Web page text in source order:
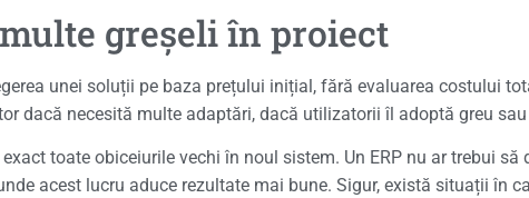
greșeli în proiect
unei soluții pe baza prețului inițial, fără evaluarea costului
dacă necesită multe adaptări, dacă utilizatorii îl adoptă greu
toate obiceiurile vechi în noul sistem. Un ERP nu ar trebui
acest lucru aduce rezultate mai bune. Sigur, există situații în